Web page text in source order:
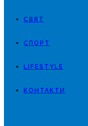
СВЯТ
СПОРТ
LIFESTYLE
КОНТАКТИ